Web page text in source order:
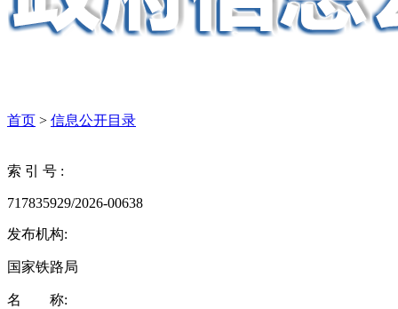
首页 > 信息公开目录
索 引 号 :
717835929/2026-00638
发布机构:
国家铁路局
名 称: